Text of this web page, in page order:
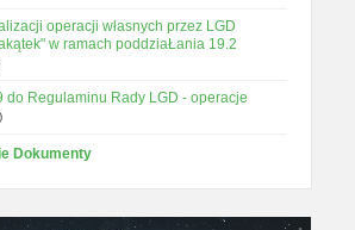
operacji własnych przez LGD
w ramach poddziaŁania 19.2
do Regulaminu Rady LGD - operacje
Dokumenty